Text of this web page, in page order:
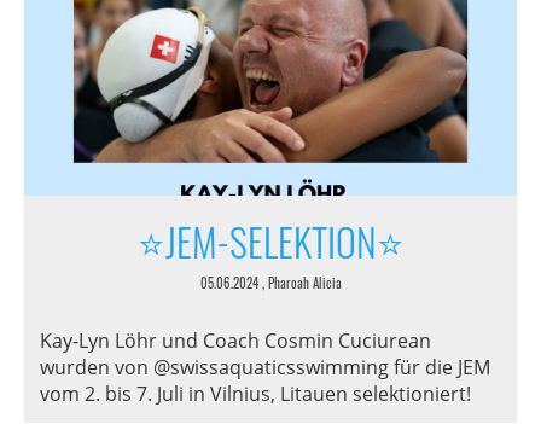
⭐️JEM-SELEKTION⭐️
05.06.2024, Pharoah Alicia
Kay-Lyn Löhr und Coach Cosmin Cuciurean
wurden von @swissaquaticsswimming für die JEM
vom 2. bis 7. Juli in Vilnius, Litauen selektioniert!